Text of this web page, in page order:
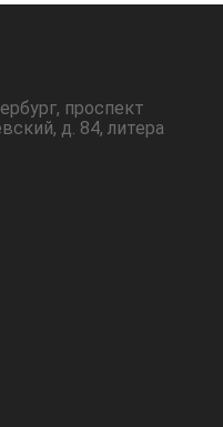
проспект
д. 84, литера